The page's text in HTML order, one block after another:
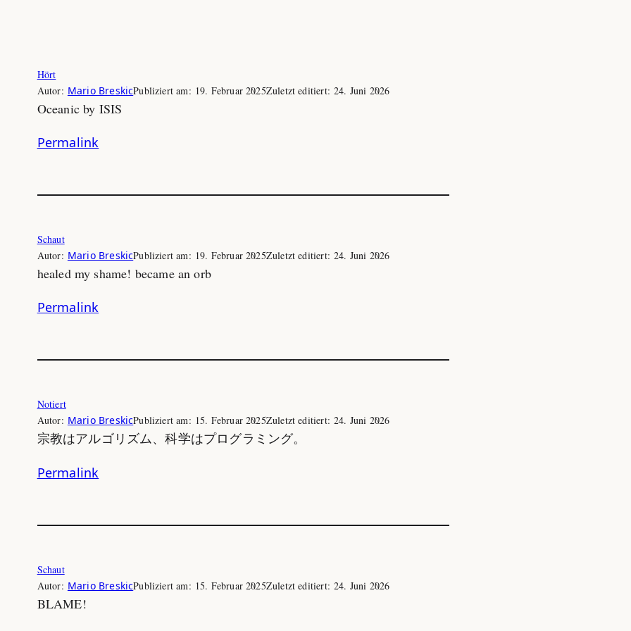
Hört
Autor: Mario BreskicPubliziert am: 19. Februar 2025Zuletzt editiert:24. Juni 2026
Oceanic by ISIS
Permalink
Schaut
Autor: Mario BreskicPubliziert am: 19. Februar 2025Zuletzt editiert:24. Juni 2026
healed my shame! became an orb
Permalink
Notiert
Autor: Mario BreskicPubliziert am: 15. Februar 2025Zuletzt editiert:24. Juni 2026
宗教はアルゴリズム、科学はプログラミング。
Permalink
Schaut
Autor: Mario BreskicPubliziert am: 15. Februar 2025Zuletzt editiert:24. Juni 2026
BLAME!